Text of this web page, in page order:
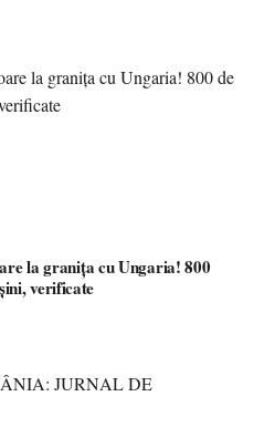
la granița cu Ungaria! 800
verificate